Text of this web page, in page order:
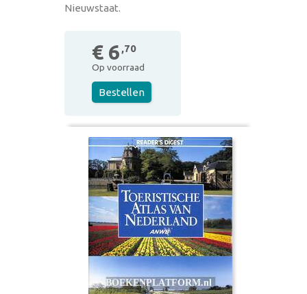
Nieuwstaat.
€ 6 ,70
Op voorraad
Bestellen